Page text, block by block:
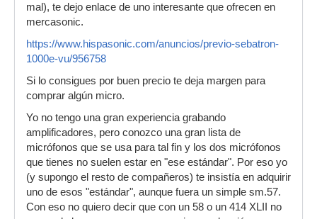
mal), te dejo enlace de uno interesante que ofrecen en
mercasonic.
https://www.hispasonic.com/anuncios/previo-sebatron-
1000e-vu/956758
Si lo consigues por buen precio te deja margen para
comprar algún micro.
Yo no tengo una gran experiencia grabando
amplificadores, pero conozco una gran lista de
micrófonos que se usa para tal fin y los dos micrófonos
que tienes no suelen estar en "ese estándar". Por eso yo
(y supongo el resto de compañeros) te insistía en adquirir
uno de esos "estándar", aunque fuera un simple sm.57.
Con eso no quiero decir que con un 58 o un 414 XLII no